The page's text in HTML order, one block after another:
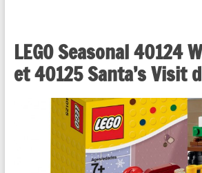
LEGO Seasonal 40124
et 40125 Santa’s Visit